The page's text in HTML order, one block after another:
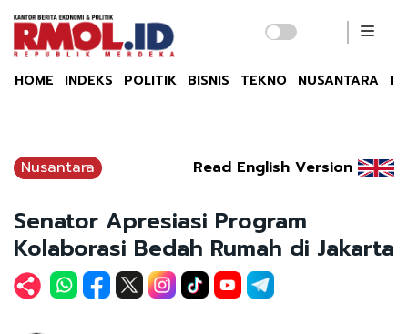
HOME INDEKS POLITIK BISNIS TEKNO NUSANTARA
Nusantara Read English Version
Senator Apresiasi Program
Kolaborasi Bedah Rumah di Jakarta